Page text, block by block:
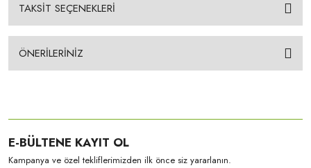
TAKSİT SEÇENEKLERİ
ÖNERİLERİNİZ
E-BÜLTENE KAYIT OL
Kampanya ve özel tekliflerimizden ilk önce siz yararlanın.